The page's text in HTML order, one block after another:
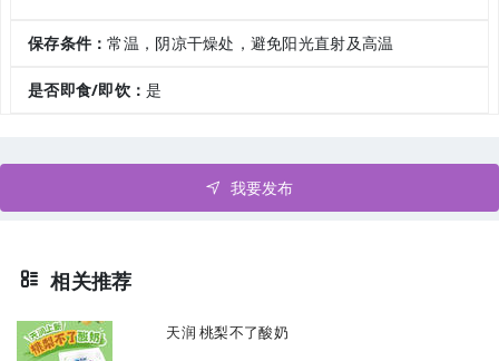
保存条件：常温，阴凉干燥处，避免阳光直射及高温
是否即食/即饮：是
我要发布
相关推荐
天润 桃梨不了酸奶